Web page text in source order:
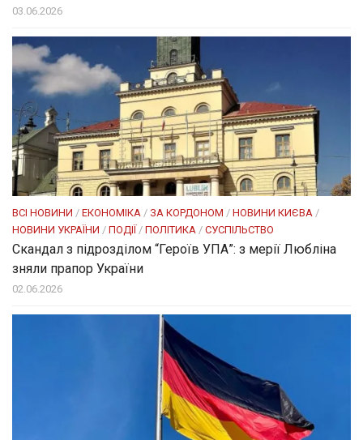
03.06.2026
ВСІ НОВИНИ / ЕКОНОМІКА / ЗА КОРДОНОМ / НОВИНИ КИЄВА /
НОВИНИ УКРАЇНИ / ПОДІЇ / ПОЛІТИКА / СУСПІЛЬСТВО
Скандал з підрозділом “Героїв УПА”: з мерії Любліна
зняли прапор України
02.06.2026